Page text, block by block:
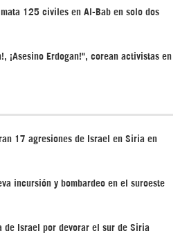
mata 125 civiles en Al-Bab en solo dos
¡Asesino Erdogan!", corean activistas en
17 agresiones de Israel en Siria en
incursión y bombardeo en el suroeste
de Israel por devorar el sur de Siria